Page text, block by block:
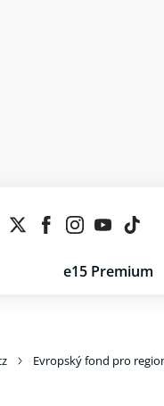
e15 Premium
Evropský fond pro